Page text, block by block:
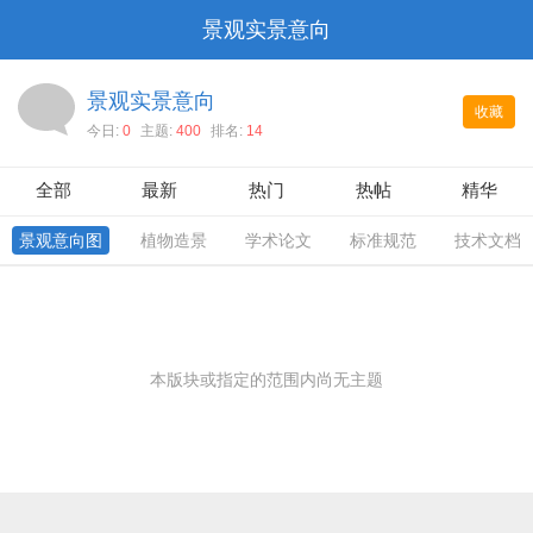
景观实景意向
收藏
景观实景意向
今日: 0 主题: 400 排名: 14
全部 最新 热门 热帖 精华
景观意向图 植物造景 学术论文 标准规范 技术文档
本版块或指定的范围内尚无主题